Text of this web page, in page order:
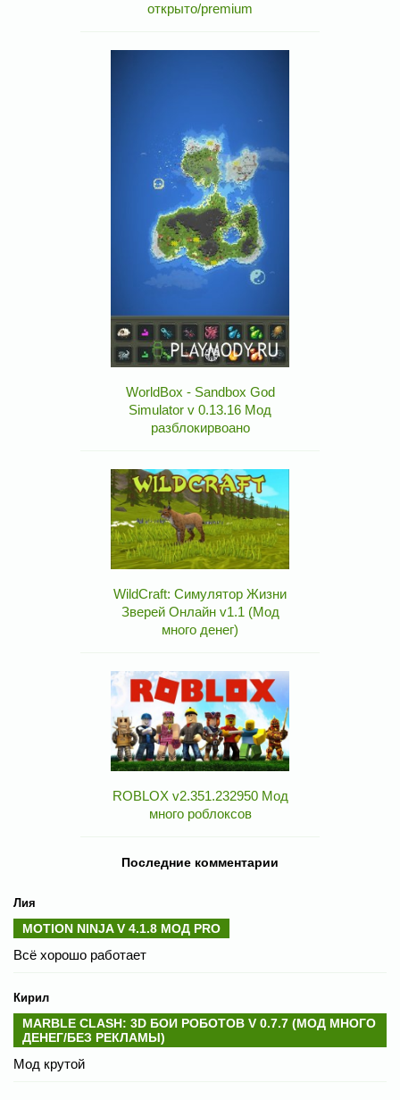
открыто/premium
WorldBox - Sandbox God
Simulator v 0.13.16 Мод
разблокирвоано
WildCraft: Симулятор Жизни
Зверей Онлайн v1.1 (Мод
много денег)
ROBLOX v2.351.232950 Мод
много роблоксов
Последние комментарии
Лия
MOTION NINJA V 4.1.8 МОД PRO
Всё хорошо работает
Кирил
MARBLE CLASH: 3D БОИ РОБОТОВ V 0.7.7 (МОД МНОГО
ДЕНЕГ/БЕЗ РЕКЛАМЫ)
Мод крутой